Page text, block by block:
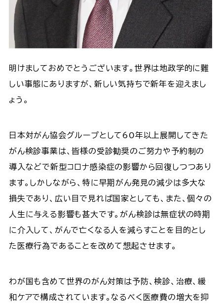
明けましておめでとうございます。世界は地政学的に難
しい事態にありますが、新しい気持ちで新年を迎えまし
ょう。
日本対がん協会グループとして60年以上展開してきた
がん検診事業は、皆様の受診勧奨のご努力や予約制の
導入などで新型コロナ感染症の影響から回復しつつあり
ます。しかしながら、特に早期がん発見の減少は多大な
損失であり、広い目で見れば国家としても、また、個々の
人生に与える影響も甚大です。がん検診は無症状の時期
に介入して、がんで亡くなる人を減らすことを目的とし
た医療行為であることを改めて想起させます。
わが国も含めて世界のがん対策は予防、検診、治療、緩
和ケアで構成されています。なるべく医療費の増大を抑